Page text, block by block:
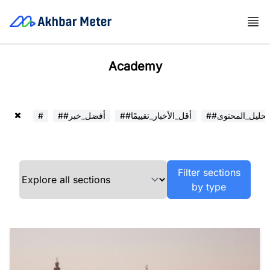
Academy
# ##أفضل_خبر ##أقل_الأخبار_تقييمًا ##تحليل_المحتوى
Filter sections
by type